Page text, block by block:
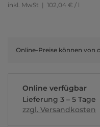
inkl. MwSt | 102,04 € / l
Online verfügbar
Lieferung 3 – 5 Tage
zzgl. Versandkosten